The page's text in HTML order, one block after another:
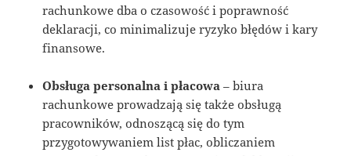
rachunkowe dba o czasowość i poprawność
deklaracji, co minimalizuje ryzyko błędów i kary
finansowe.
Obsługa personalna i płacowa – biura
rachunkowe prowadzają się także obsługą
pracowników, odnoszącą się do tym
przygotowywaniem list płac, obliczaniem